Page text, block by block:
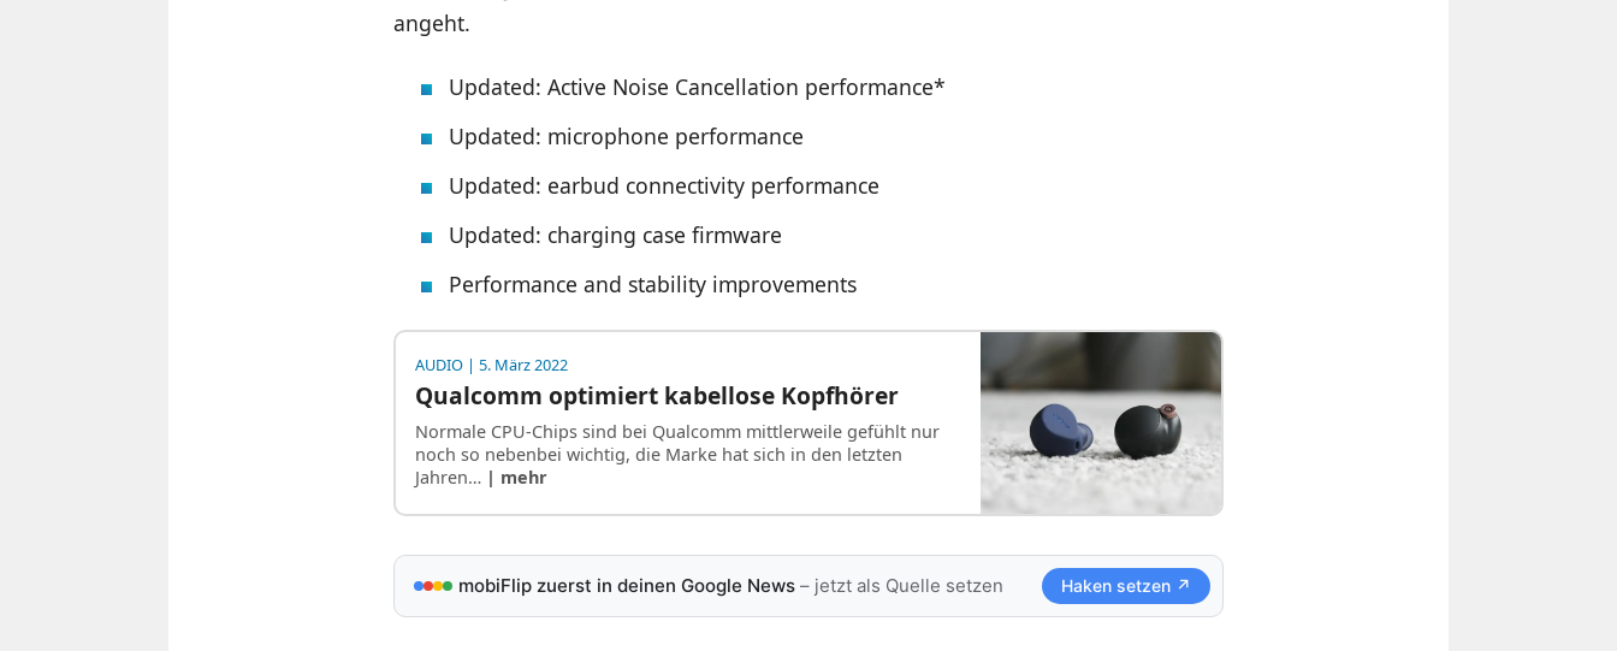
angeht.
Updated: Active Noise Cancellation performance*
Updated: microphone performance
Updated: earbud connectivity performance
Updated: charging case firmware
Performance and stability improvements
AUDIO| 5. März 2022
Qualcomm optimiert kabellose Kopfhörer
Normale CPU-Chips sind bei Qualcomm mittlerweile gefühlt nur
noch so nebenbei wichtig, die Marke hat sich in den letzten
Jahren… | mehr
mobiFlip zuerst in deinen Google News– jetzt als Quelle setzen Haken setzen ↗